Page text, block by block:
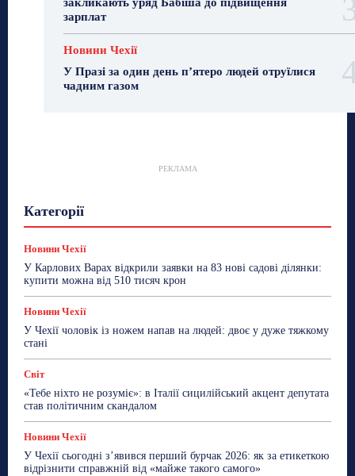
зарплат
Новини Чехії
У Празі за один день п’ятеро людей отруїлися
чадним газом
РЕКЛАМА
Категорії
Новини Чехії
Робота
Сад та город Світ
ТехноМанія
Топ-новини Фоторепортаж
Новини Чехії
У Карлових Варах відкрили заявки на 83 нові садові ділянки:
купити можна від 510 тисяч крон
Новини Чехії
У Чехії чоловік із ножем напав на людей: двоє у дуже тяжкому
стані
Світ
«Тебе ніхто не розуміє»: в Італії сицилійський акцент депутата
став політичним скандалом
Новини Чехії
У Чехії сьогодні з’явився перший бурчак 2026: як за етикеткою
відрізнити справжній від «майже такого самого»